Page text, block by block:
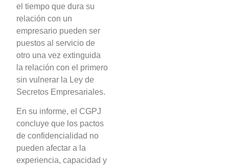
el tiempo que dura su
relación con un
empresario pueden ser
puestos al servicio de
otro una vez extinguida
la relación con el primero
sin vulnerar la Ley de
Secretos Empresariales.
En su informe, el CGPJ
concluye que los pactos
de confidencialidad no
pueden afectar a la
experiencia, capacidad y